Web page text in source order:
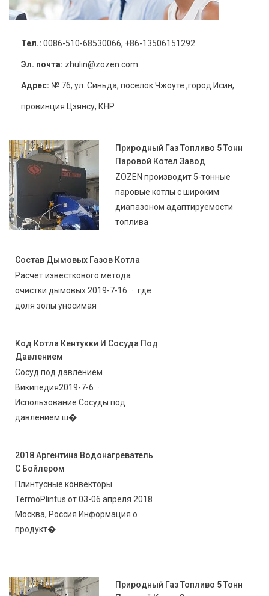
Тел.: 0086-510-68530066, +86-13506151292
Эл. почта: zhulin@zozen.com
Адрес: № 76, ул. Синьда, посёлок Чжоуте ,город Исин,
провинция Цзянсу, КНР
Природный Газ Топливо 5 Тонн
Паровой Котел Завод
ZOZEN производит 5-тонные
паровые котлы с широким
диапазоном адаптируемости
топлива
Состав Дымовых Газов Котла
Расчет известкового метода
очистки дымовых 2019-7-16 · где
доля золы уносимая
Код Котла Кентукки И Сосуда Под
Давлением
Сосуд под давлением
Википедия2019-7-6 ·
Использование Сосуды под
давлением ш�
2018 Аргентина Водонагреватель
С Бойлером
Плинтусные конвекторы
TermoPlintus от 03-06 апреля 2018
Москва, Россия Информация о
продукт�
Природный Газ Топливо 5 Тонн